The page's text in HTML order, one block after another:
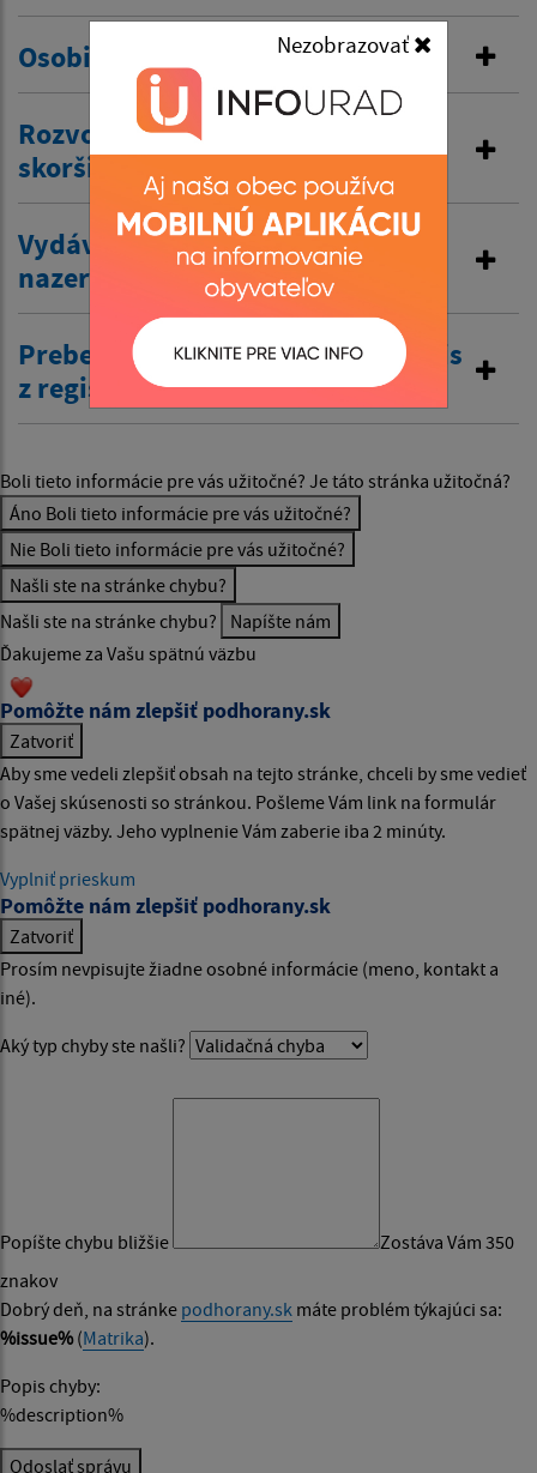
Nezobrazovať
Osobitná matrika
Rozvod manželstva a prijatie
skoršieho priezviska
Vydávanie výpisov z matriky a
nazeranie do matriky
Preberanie žiadostí o výpis a odpis
z registra trestov
Boli tieto informácie pre vás užitočné? Je táto stránka užitočná?
Áno Boli tieto informácie pre vás užitočné?
Nie Boli tieto informácie pre vás užitočné?
Našli ste na stránke chybu?
Našli ste na stránke chybu?
Napíšte nám
Ďakujeme za Vašu spätnú väzbu
Pomôžte nám zlepšiť podhorany.sk
Zatvoriť
Aby sme vedeli zlepšiť obsah na tejto stránke, chceli by sme vedieť
o Vašej skúsenosti so stránkou. Pošleme Vám link na formulár
spätnej väzby. Jeho vyplnenie Vám zaberie iba 2 minúty.
Vyplniť prieskum
Pomôžte nám zlepšiť podhorany.sk
Zatvoriť
Prosím nevpisujte žiadne osobné informácie (meno, kontakt a
iné).
Aký typ chyby ste našli?
Popíšte chybu bližšie
Zostáva Vám 350
znakov
Dobrý deň, na stránke podhorany.sk máte problém týkajúci sa:
%issue%(Matrika).
Popis chyby:
%description%
Odoslať správu